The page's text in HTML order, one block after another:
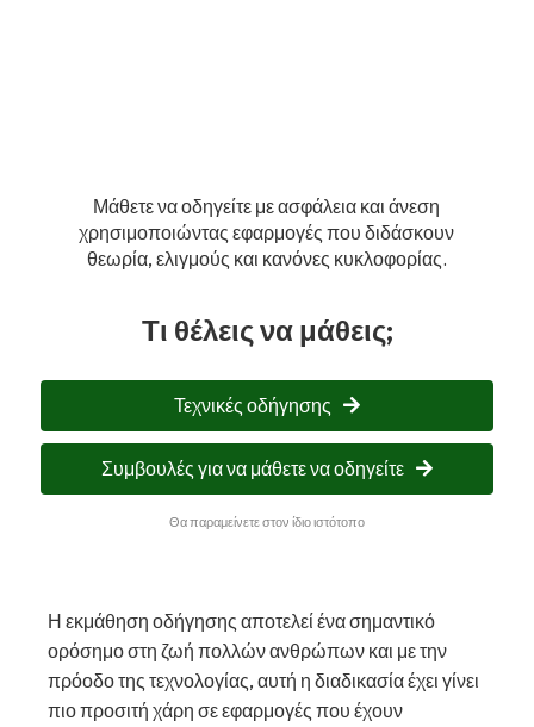
Μάθετε να οδηγείτε με ασφάλεια και άνεση
χρησιμοποιώντας εφαρμογές που διδάσκουν
θεωρία, ελιγμούς και κανόνες κυκλοφορίας.
Τι θέλεις να μάθεις;
Τεχνικές οδήγησης
Συμβουλές για να μάθετε να οδηγείτε
Θα παραμείνετε στον ίδιο ιστότοπο
Η εκμάθηση οδήγησης αποτελεί ένα σημαντικό
ορόσημο στη ζωή πολλών ανθρώπων και με την
πρόοδο της τεχνολογίας, αυτή η διαδικασία έχει γίνει
πιο προσιτή χάρη σε εφαρμογές που έχουν